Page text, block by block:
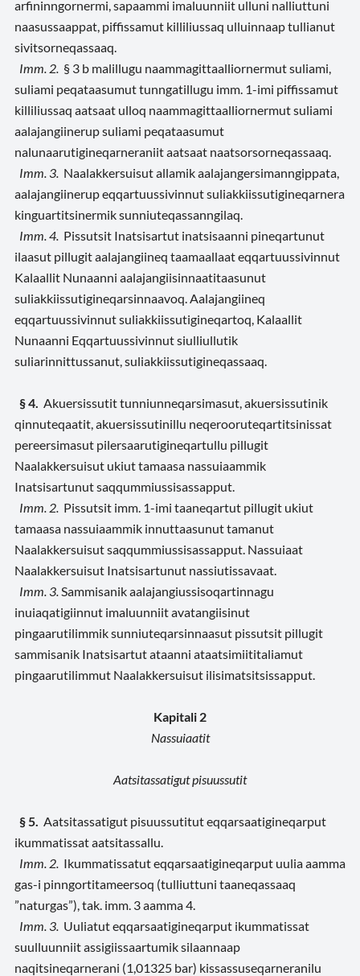
arfininngornermi, sapaammi imaluunniit ulluni nalliuttuni
naasussaappat, piffissamut killiliussaq ulluinnaap tullianut
sivitsorneqassaaq.
Imm. 2. § 3 b malillugu naammagittaalliornermut suliami,
suliami peqataasumut tunngatillugu imm. 1-imi piffissamut
killiliussaq aatsaat ulloq naammagittaalliornermut suliami
aalajangiinerup suliami peqataasumut
nalunaarutigineqarneraniit aatsaat naatsorsorneqassaaq.
Imm. 3. Naalakkersuisut allamik aalajangersimanngippata,
aalajangiinerup eqqartuussivinnut suliakkiissutigineqarnera
kinguartitsinermik sunniuteqassanngilaq.
Imm. 4. Pissutsit Inatsisartut inatsisaanni pineqartunut
ilaasut pillugit aalajangiineq taamaallaat eqqartuussivinnut
Kalaallit Nunaanni aalajangiisinnaatitaasunut
suliakkiissutigineqarsinnaavoq. Aalajangiineq
eqqartuussivinnut suliakkiissutigineqartoq, Kalaallit
Nunaanni Eqqartuussivinnut siulliullutik
suliarinnittussanut, suliakkiissutigineqassaaq.
§ 4. Akuersissutit tunniunneqarsimasut, akuersissutinik
qinnuteqaatit, akuersissutinillu neqerooruteqartitsinissat
pereersimasut pilersaarutigineqartullu pillugit
Naalakkersuisut ukiut tamaasa nassuiaammik
Inatsisartunut saqqummiussisassapput.
Imm. 2. Pissutsit imm. 1-imi taaneqartut pillugit ukiut
tamaasa nassuiaammik innuttaasunut tamanut
Naalakkersuisut saqqummiussisassapput. Nassuiaat
Naalakkersuisut Inatsisartunut nassiutissavaat.
Imm. 3. Sammisanik aalajangiussisoqartinnagu
inuiaqatigiinnut imaluunniit avatangiisinut
pingaarutilimmik sunniuteqarsinnaasut pissutsit pillugit
sammisanik Inatsisartut ataanni ataatsimiititaliamut
pingaarutilimmut Naalakkersuisut ilisimatsitsissapput.
Kapitali 2
Nassuiaatit
Aatsitassatigut pisuussutit
§ 5. Aatsitassatigut pisuussutitut eqqarsaatigineqarput
ikummatissat aatsitassallu.
Imm. 2. Ikummatissatut eqqarsaatigineqarput uulia aamma
gas-i pinngortitameersoq (tulliuttuni taaneqassaaq
”naturgas”), tak. imm. 3 aamma 4.
Imm. 3. Uuliatut eqqarsaatigineqarput ikummatissat
suulluunniit assigiissaartumik silaannaap
naqitsineqarnerani (1,01325 bar) kissassuseqarneranilu